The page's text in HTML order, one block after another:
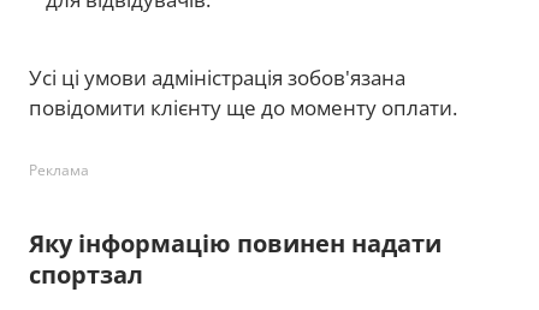
Усі ці умови адміністрація зобов'язана
повідомити клієнту ще до моменту оплати.
Реклама
Яку інформацію повинен надати
спортзал